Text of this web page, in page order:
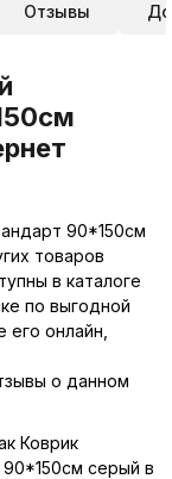
Отзывы
90*150см
товаров
в каталоге
по выгодной
онлайн,
о данном
Коврик
серый в